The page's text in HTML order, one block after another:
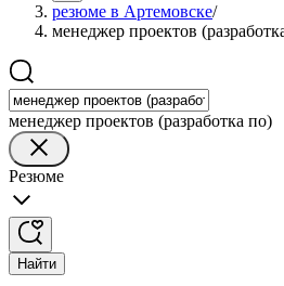
резюме в Артемовске/
менеджер проектов
менеджер проектов (разработка по)
Резюме
Найти